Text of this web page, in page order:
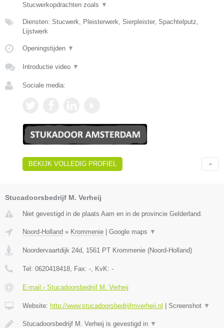
Stucwerkopdrachten zoals ▼
Diensten: Stucwerk, Pleisterwerk, Sierpleister, Spachtelputz,
Lijstwerk
Openingstijden ▼
Introductie video ▼
Sociale media:
BEKIJK VOLLEDIG PROFIEL
Stucadoorsbedrijf M. Verheij
Niet gevestigd in de plaats Aam en in de provincie Gelderland.
Noord-Holland » Krommenie Google maps ▼
Noordervaartdijk 24d, 1561 PT Krommenie (Noord-Holland)
Tel: 0620418418, Fax: -, KvK: -
E-mail › Stucadoorsbedrijf M. Verheij
Website: http://www.stucadoorsbedrijfmverheij.nl Screenshot ▼
Stucadoorsbedrijf M. Verheij is gevestigd in ▼